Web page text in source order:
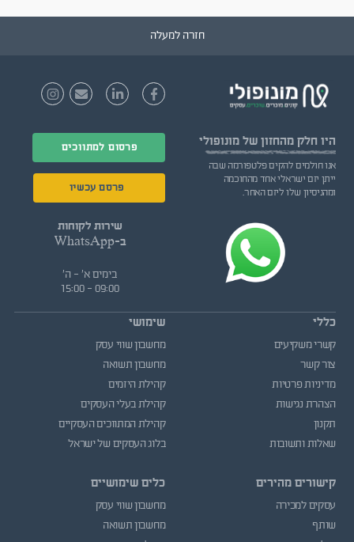
חזרה למעלה
היו חלק מהחזון של מונופולי
אנו חולמים להקים פלטפורמה שבה
ייתן יזם ישראלי אחד מהחוכמה
ומהניסיון שלו ליזם האחר.
פרסום למתווכים
פרסם עכשיו
שירות לקוחות
ב-WhatsApp
בימים א' - ה'
09:00 - 15:00
כללי
קשרי משקיעים
צור קשר
מדיניות פרטיות
הצהרת נגישות
תקנון
שאלות ותשובות
קישורים מהירים
עסקים למכירה
שותף
שימושי
מחשבון שווי עסק
מחשבון תשואה
קהילת היזמים
קהילת בעלי העסקים
קהילת המתווכים העסקיים
בלוג העסקים של ישראל
כלים שימושיים
מחשבון שווי עסק
מחשבון תשואה